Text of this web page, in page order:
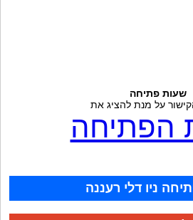
שעות פתיחה
על מנת להציג את
הפתיחה
ניו דלי רעננה